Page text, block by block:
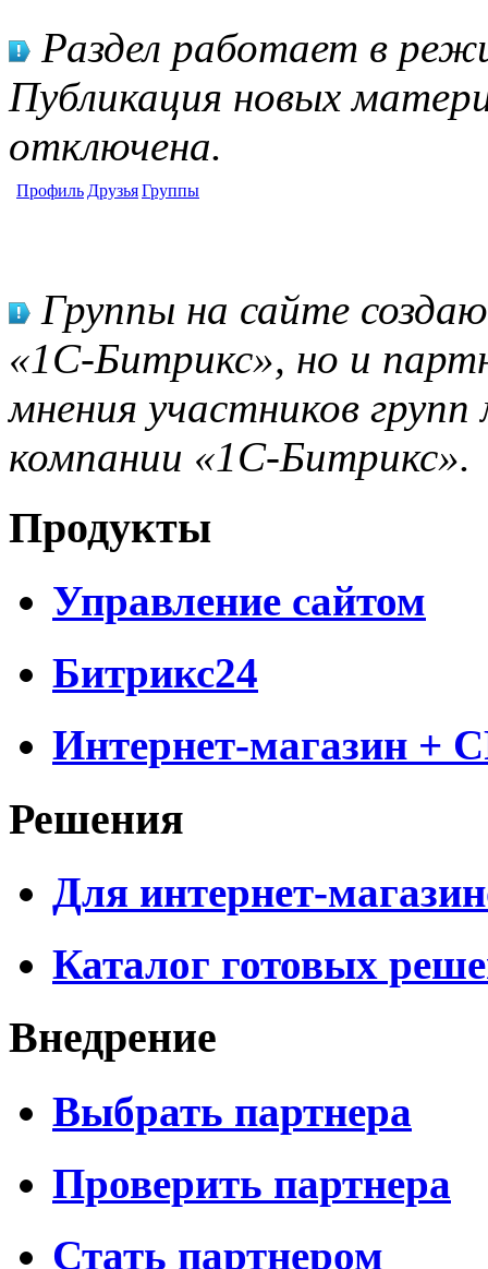
Раздел работает в
Публикация новых
отключена.
Профиль ДрузьяГруппы
Группы на сайте
«1С-Битрикс», но и
мнения участников
компании «1С-Битрикс».
Продукты
Управление сайтом
Битрикс24
Интернет-магазин +
Решения
Для интернет-
Каталог готовых
Внедрение
Выбрать партнера
Проверить партнера
Стать партнером